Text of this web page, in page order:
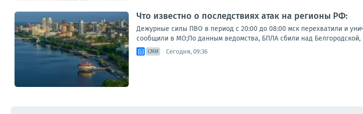
Что известно о последствиях атак на регионы РФ:
Дежурные силы ПВО в период с 20:00 до 08:00 мск перехватили и
сообщили в МО;По данным ведомства, БПЛА сбили над Белгородской,
СМИ Сегодня, 09:36